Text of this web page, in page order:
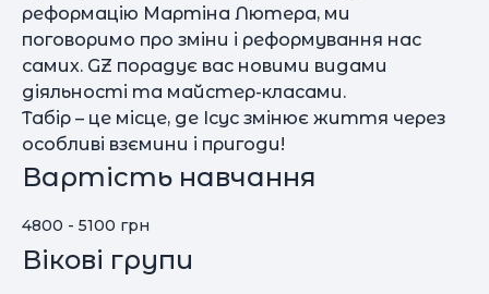
реформацію Мартіна Лютера, ми
поговоримо про зміни і реформування нас
самих. GZ порадує вас новими видами
діяльності та майстер-класами.
Табір – це місце, де Ісус змінює життя через
особливі взємини і пригоди!
Вартість навчання
4800 - 5100 грн
Вікові групи